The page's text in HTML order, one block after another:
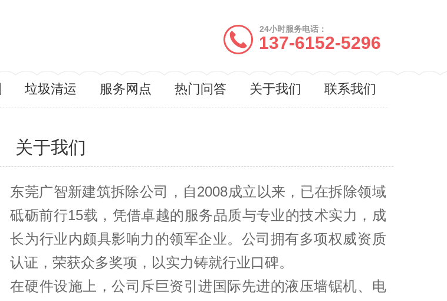
24小时服务电话：
137-6152-5296
垃圾清运 服务网点 热门问答 关于我们 联系我们
关于我们
东莞广智新建筑拆除公司，自2008成立以来，已在拆除领域
砥砺前行15载，凭借卓越的服务品质与专业的技术实力，成
长为行业内颇具影响力的领军企业。公司拥有多项权威资质
认证，荣获众多奖项，以实力铸就行业口碑。​
在硬件设施上，公司斥巨资引进国际先进的液压墙锯机、电